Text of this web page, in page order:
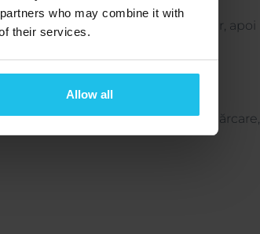
who may combine it with
their services.
Allow all
selectați Autorizare computer, apoi
ul furnizat mai sus. După descărcare,